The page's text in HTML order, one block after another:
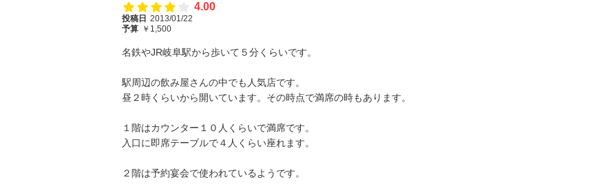
4.00
投稿日 2013/01/22
予算 ￥1,500
名鉄やJR岐阜駅から歩いて５分くらいです。
駅周辺の飲み屋さんの中でも人気店です。
昼２時くらいから開いています。その時点で満席の時もあります。
１階はカウンター１０人くらいで満席です。
入口に即席テーブルで４人くらい座れます。
２階は予約宴会で使われているようです。